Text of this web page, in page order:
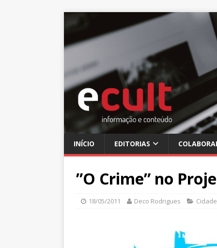
INÍCIO EDITORIAS
”O Crime” no
18/05/2011 Deco Rodrigues